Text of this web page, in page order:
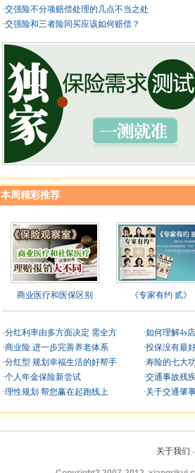
·交强险不分项赔偿处理的几点不当之处
·交强险和三者险同买应该如何赔偿？
本周精彩推荐
商业医疗和医保区别 《专家有约 贰》
·分红利率由多方面决定 需全方
·商业险 进一步完善养老体系
·分红型 规划幸福生活的好帮手
·个人年金保险新尝试
·理性规划 帮您赢在起跑线上
·如何理解4s店
·投保没有最
·寿险的七大
·交通事故残
·关于交通肇
关于我们 -